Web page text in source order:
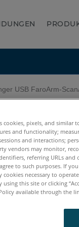
USB FaroArm-
von
cookies, pixels, and similar
and functionality;
and interactions;
vendors may monitor,
referring URLs
to such purposes. If
cookies necessary to
using this site or clicking
available through the